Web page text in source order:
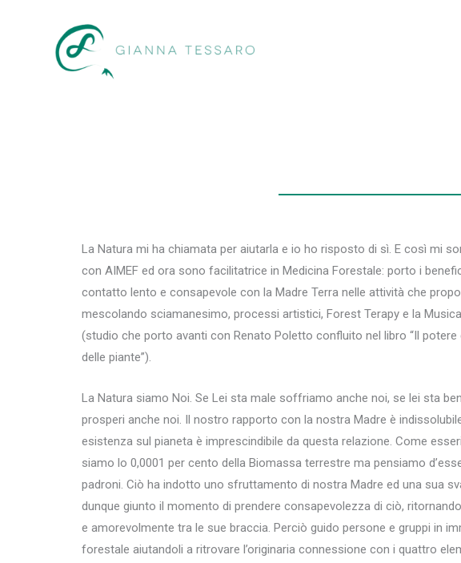
La Natura mi ha chiamata per aiutarla e io ho risposto di sì. E così mi
con AIMEF ed ora sono facilitatrice in Medicina Forestale: porto i
contatto lento e consapevole con la Madre Terra nelle attività che
mescolando sciamanesimo, processi artistici, Forest Terapy e la
(studio che porto avanti con Renato Poletto confluito nel libro “Il potere
delle piante”).
La Natura siamo Noi. Se Lei sta male soffriamo anche noi, se lei sta
prosperi anche noi. Il nostro rapporto con la nostra Madre è
esistenza sul pianeta è imprescindibile da questa relazione. Come
siamo lo 0,0001 per cento della Biomassa terrestre ma pensiamo
padroni. Ciò ha indotto uno sfruttamento di nostra Madre ed una sua
dunque giunto il momento di prendere consapevolezza di ciò,
e amorevolmente tra le sue braccia. Perciò guido persone e gruppi in
forestale aiutandoli a ritrovare l’originaria connessione con i quattro